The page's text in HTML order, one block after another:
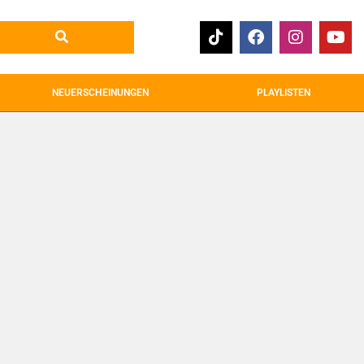
NEUERSCHEINUNGEN PLAYLISTEN